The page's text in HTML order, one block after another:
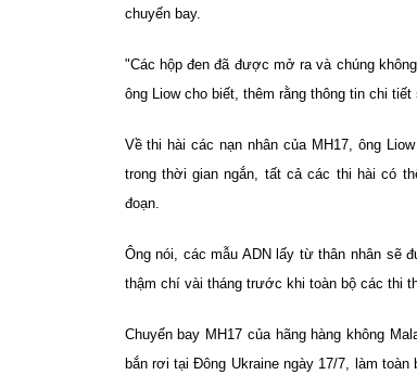
chuyến bay.
"Các hộp đen đã được mở ra và chúng
ông Liow cho biết, thêm rằng thông tin chi
Về thi hài các nạn nhân của MH17, ông
trong thời gian ngắn, tất cả các thi hài có
đoạn.
Ông nói, các mẫu ADN lấy từ thân nhân sẽ
thậm chí vài tháng trước khi toàn bộ các thi
Chuyến bay MH17 của hãng hàng không
bắn rơi tại Đông Ukraine ngày 17/7, làm